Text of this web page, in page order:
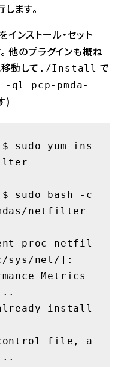
ます。
インストール・セット
他のプラグインも概ね
動して ./Install で
-ql pcp-pmda-
)
sudo yum ins
sudo bash -c
netfilter
proc netfil
sys/net/]:
Metrics
install
control file, a